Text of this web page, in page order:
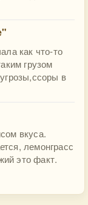
как что-то
грузом
в
вкуса.
лемонграсс
это факт.